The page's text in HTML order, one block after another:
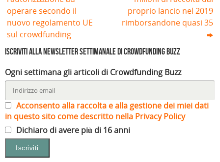
operare secondo il
nuovo regolamento UE
sul crowdfunding
proprio lancio nel 2019
rimborsandone quasi 35
Iscriviti alla Newsletter settimanale di Crowdfunding Buzz
Ogni settimana gli articoli di Crowdfunding Buzz
Acconsento alla raccolta e alla gestione dei miei dati
in questo sito come descritto nella Privacy Policy
Dichiaro di avere più di 16 anni